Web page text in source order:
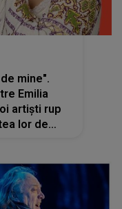
mine".
Emilia
artiști rup
lor de